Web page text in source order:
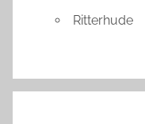
Ritterhude